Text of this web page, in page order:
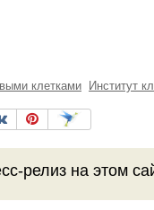
клетками Институт
релизна этом